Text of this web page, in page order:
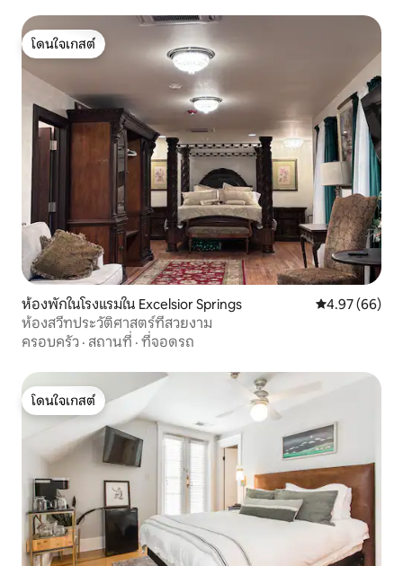
โดนใจเกสต์
โดนใจเกสต์
ห้องพักในโรงแรมใน Excelsior Springs คะแนนเฉลี่ย
4.97 (66)
ห้องสวีทประวัติศาสตร์ที่สวยงาม
ครอบครัว · สถานที่ · ที่จอดรถ
โดนใจเกสต์
โดนใจเกสต์